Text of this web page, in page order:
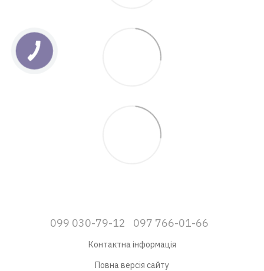
099 030-79-12 097 766-01-66
Контактна інформація
Повна версія сайту